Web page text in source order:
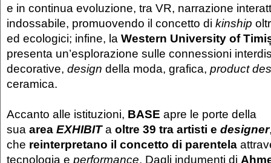
e in continua evoluzione, tra VR, narrazione
indossabile, promuovendo il concetto di kinship
ed ecologici; infine, la Western University of
presenta un’esplorazione sulle connessioni
decorative, design della moda, grafica, product
ceramica.
Accanto alle istituzioni, BASE apre le porte della
sua area EXHIBITa oltre 39 tra artisti e designer
che reinterpretano il concetto di parentela
tecnologia e performance. Dagli indumenti di